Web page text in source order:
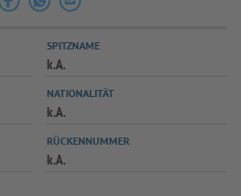
SPIELPLUS
SPITZNAME
k.A.
NATIONALITÄT
k.A.
RÜCKENNUMMER
k.A.